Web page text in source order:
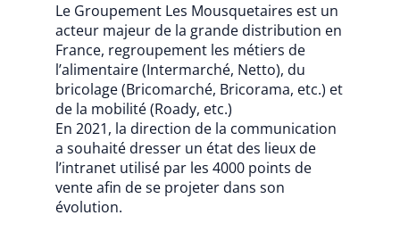
Le Groupement Les Mousquetaires est un
acteur majeur de la grande distribution en
France, regroupement les métiers de
l’alimentaire (Intermarché, Netto), du
bricolage (Bricomarché, Bricorama, etc.) et
de la mobilité (Roady, etc.)
En 2021, la direction de la communication
a souhaité dresser un état des lieux de
l’intranet utilisé par les 4000 points de
vente afin de se projeter dans son
évolution.